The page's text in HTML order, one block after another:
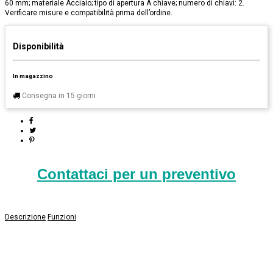
60 mm; materiale Acciaio; tipo di apertura A chiave; numero di chiavi: 2.
Verificare misure e compatibilità prima dell’ordine.
Disponibilità
In magazzino
Consegna in 15 giorni
Contattaci per un preventivo
Descrizione Funzioni